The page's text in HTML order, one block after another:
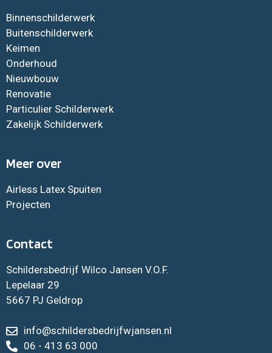
Binnenschilderwerk
Buitenschilderwerk
Keimen
Onderhoud
Nieuwbouw
Renovatie
Particulier Schilderwerk
Zakelijk Schilderwerk
Meer over
Airless Latex Spuiten
Projecten
Contact
Schildersbedrijf Wilco Jansen V.O.F.
Lepelaar 29
5667 PJ Geldrop
info@schildersbedrijfwjansen.nl
06 - 413 63 000